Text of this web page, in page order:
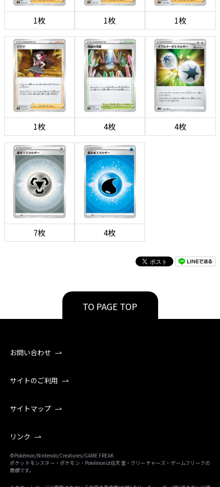
1枚 1枚 1枚
1枚 4枚 4枚
7枚 4枚
TO PAGE TOP
お問い合わせ
サイトのご利用
サイトマップ
リンク
©Pokémon/Nintendo/Creatures/GAME FREAK
ポケットモンスター・ポケモン・Pokémonは任天堂・クリーチャーズ・ゲームフリークの
商標です。